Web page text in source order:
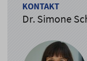
KONTAKT
Dr. Simone